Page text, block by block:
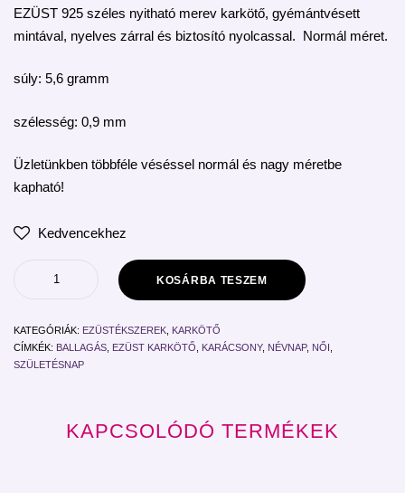
EZÜST 925 széles nyitható merev karkötő, gyémántvésett
mintával, nyelves zárral és biztosító nyolcassal. Normál méret.
súly: 5,6 gramm
szélesség: 0,9 mm
Üzletünkben többféle véséssel normál és nagy méretbe
kapható!
Kedvencekhez
KOSÁRBA TESZEM
KATEGÓRIÁK: EZÜSTÉKSZEREK KARKÖTŐ
CÍMKÉK: BALLAGÁS EZÜST KARKÖTŐ KARÁCSONY, NÉVNAP, NŐI
SZÜLETÉSNAP
KAPCSOLÓDÓ TERMÉKEK